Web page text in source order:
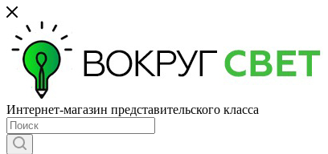
Интернет-магазин представительского класса